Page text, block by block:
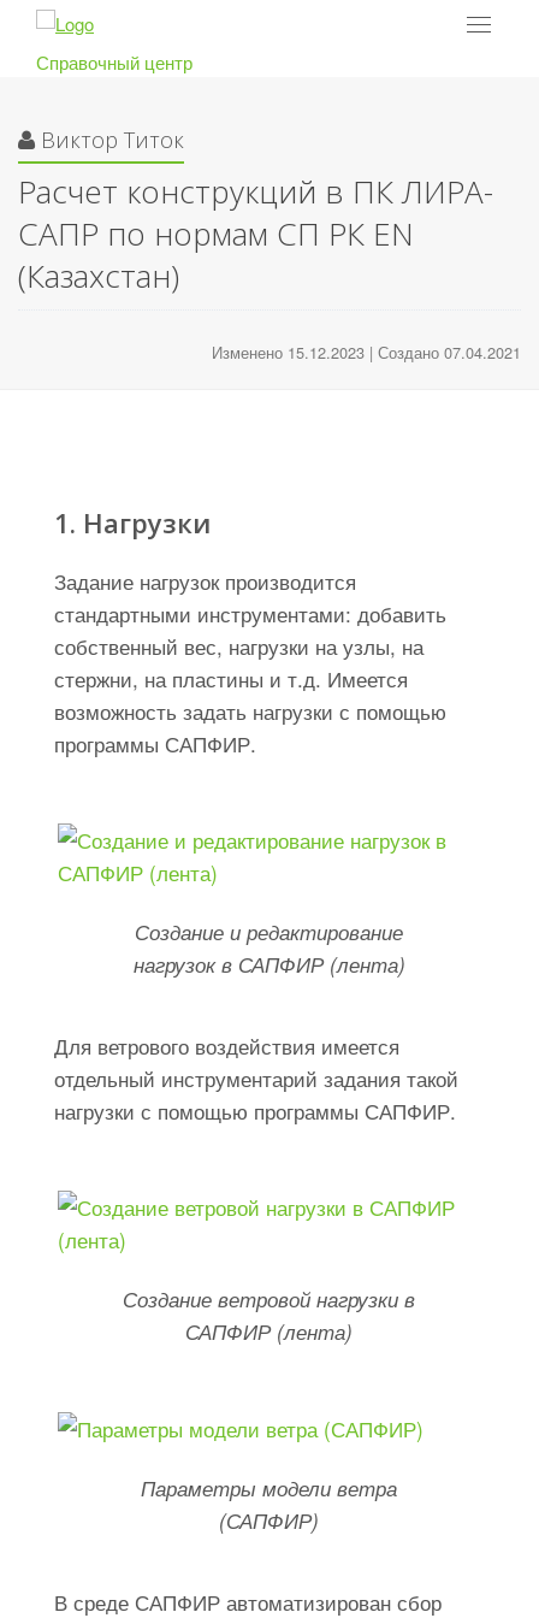
Toggle
Справочный центр
Виктор Титок
Расчет конструкций в ПК ЛИРА-
САПР по нормам СП РК EN
(Казахстан)
Изменено 15.12.2023 | Создано 07.04.2021
1. Нагрузки
Задание нагрузок производится
стандартными инструментами: добавить
собственный вес, нагрузки на узлы, на
стержни, на пластины и т.д. Имеется
возможность задать нагрузки с помощью
программы САПФИР.
Создание и редактирование
нагрузок в САПФИР (лента)
Для ветрового воздействия имеется
отдельный инструментарий задания такой
нагрузки с помощью программы САПФИР.
Создание ветровой нагрузки в
САПФИР (лента)
Параметры модели ветра
(САПФИР)
В среде САПФИР автоматизирован сбор